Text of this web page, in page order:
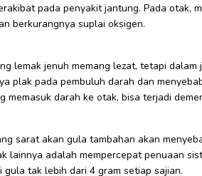
pada penyakit jantung. Pada otak,
berkurangnya suplai oksigen.
lemak jenuh memang lezat, tetapi
plak pada pembuluh darah dan
memasuk darah ke otak, bisa terjadi
sarat akan gula tambahan akan
lainnya adalah mempercepat penuaan
gula tak lebih dari 4 gram setiap sajian.